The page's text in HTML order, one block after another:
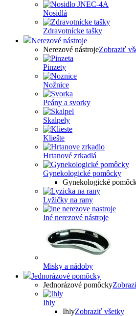
Nosidlá
Zdravotnícke tašky
Nerezové nástroje
Nerezové nástrojeZobraziť
Pinzety
Nožnice
Peány a svorky
Skalpely
Kliešte
Hrtanové zrkadlá
Gynekologické pomôcky
Gynekologické
Lyžičky na rany
Iné nerezové nástroje
Misky a nádoby
Jednorázové pomôcky
Jednorázové pomôcky
Ihly
IhlyZobraziť všetky